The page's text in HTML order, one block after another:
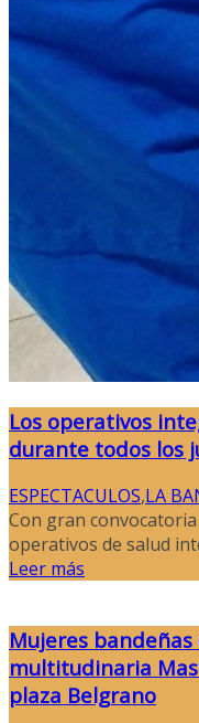
Los operativos
durante todos los
ESPECTACULOS,LA
Con gran
operativos de salud
Leer más
Mujeres
multitudinaria
plaza Belgrano